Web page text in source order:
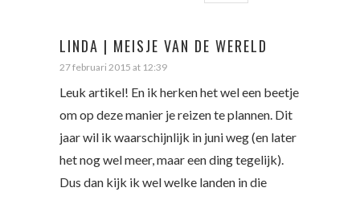
LINDA | MEISJE VAN DE WERELD
27 februari 2015 at 12:39
Leuk artikel! En ik herken het wel een beetje
om op deze manier je reizen te plannen. Dit
jaar wil ik waarschijnlijk in juni weg (en later
het nog wel meer, maar een ding tegelijk).
Dus dan kijk ik wel welke landen in die